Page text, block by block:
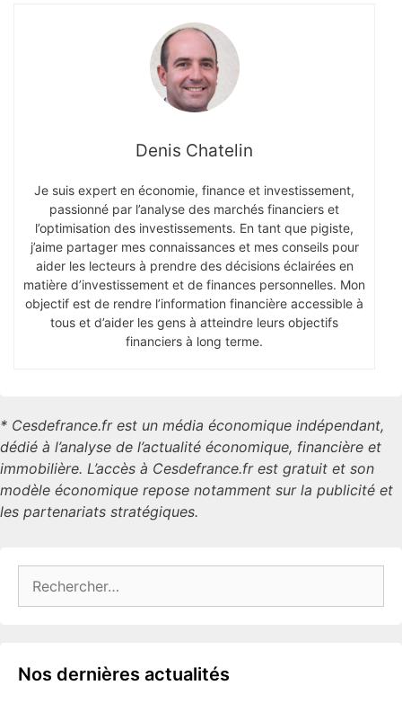
Denis Chatelin
Je suis expert en économie, finance et investissement,
passionné par l’analyse des marchés financiers et
l’optimisation des investissements. En tant que pigiste,
j’aime partager mes connaissances et mes conseils pour
aider les lecteurs à prendre des décisions éclairées en
matière d’investissement et de finances personnelles. Mon
objectif est de rendre l’information financière accessible à
tous et d’aider les gens à atteindre leurs objectifs
financiers à long terme.
* Cesdefrance.fr est un média économique indépendant,
dédié à l’analyse de l’actualité économique, financière et
immobilière. L’accès à Cesdefrance.fr est gratuit et son
modèle économique repose notamment sur la publicité et
les partenariats stratégiques.
Nos dernières actualités